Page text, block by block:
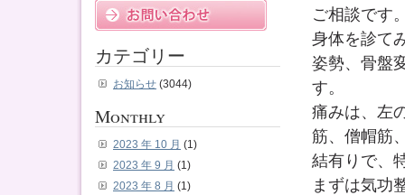
ご相談です
身体を診て
姿勢、骨盤
す。
痛みは、左
筋、僧帽筋
結有りで、
まずは気功
カテゴリー
お知らせ (3044)
Monthly
2023 年 10 月 (1)
2023 年 9 月 (1)
2023 年 8 月 (1)